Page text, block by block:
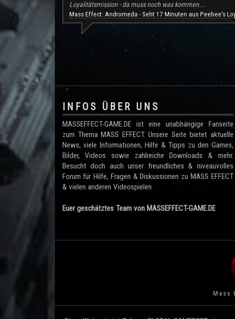
Loyalitätsmission - da muss noch was kommen...
Mass Effect: Andromeda - Seht 17 Minuten aus Peebee's
.
INFOS ÜBER UNS
MASSEFFECT-GAME.DE ist eine unabhängige Fanseite
zum Thema MASS EFFECT. Unsere Seite bietet aktuelle
News, viele Informationen, Hilfe & Tipps zu den Games,
Bilder, Videos sowie zahlreiche Downloads & mehr.
Besucht doch auch unser freundliches & niveauvolles
Forum für Hilfe, Fragen & Diskussionen zu MASS EFFECT
& vielen anderen Videospielen.
Euer geschätztes Team von MASSEFFECT-GAME.DE
Mass